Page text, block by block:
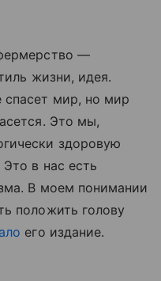
—
жизни, идея.
мир, но мир
Это мы,
здоровую
в нас есть
В моем понимании
положить голову
его издание.